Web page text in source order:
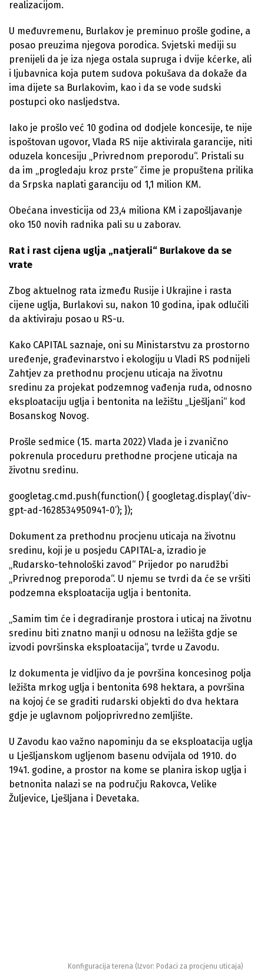
realizacijom.
U međuvremenu, Burlakov je preminuo prošle godine, a
posao preuzima njegova porodica. Svjetski mediji su
prenijeli da je iza njega ostala supruga i dvije kćerke, ali
i ljubavnica koja putem sudova pokušava da dokaže da
ima dijete sa Burlakovim, kao i da se vode sudski
postupci oko nasljedstva.
Iako je prošlo već 10 godina od dodjele koncesije, te nije
ispoštovan ugovor, Vlada RS nije aktivirala garancije, niti
oduzela koncesiju „Privrednom preporodu“. Pristali su
da im „progledaju kroz prste“ čime je propuštena prilika
da Srpska naplati garanciju od 1,1 milion KM.
Obećana investicija od 23,4 miliona KM i zapošljavanje
oko 150 novih radnika pali su u zaborav.
Rat i rast cijena uglja „natjerali“ Burlakove da se
vrate
Zbog aktuelnog rata između Rusije i Ukrajine i rasta
cijene uglja, Burlakovi su, nakon 10 godina, ipak odlučili
da aktiviraju posao u RS-u.
Kako CAPITAL saznaje, oni su Ministarstvu za prostorno
uređenje, građevinarstvo i ekologiju u Vladi RS podnijeli
Zahtjev za prethodnu procjenu uticaja na životnu
sredinu za projekat podzemnog vađenja ruda, odnosno
eksploataciju uglja i bentonita na ležištu „Lješljani“ kod
Bosanskog Novog.
Prošle sedmice (15. marta 2022) Vlada je i zvanično
pokrenula proceduru prethodne procjene uticaja na
životnu sredinu.
googletag.cmd.push(function() { googletag.display(‘div-
gpt-ad-1628534950941-0’); });
Dokument za prethodnu procjenu uticaja na životnu
sredinu, koji je u posjedu CAPITAL-a, izradio je
„Rudarsko-tehnološki zavod“ Prijedor po narudžbi
„Privrednog preporoda“. U njemu se tvrdi da će se vršiti
podzemna eksploatacija uglja i bentonita.
„Samim tim će i degradiranje prostora i uticaj na životnu
sredinu biti znatno manji u odnosu na ležišta gdje se
izvodi površinska eksploatacija“, tvrde u Zavodu.
Iz dokumenta je vidljivo da je površina koncesinog polja
ležišta mrkog uglja i bentonita 698 hektara, a površina
na kojoj će se graditi rudarski objekti do dva hektara
gdje je uglavnom poljoprivredno zemljište.
U Zavodu kao važno napominju da se eksploatacija uglja
u Lješljanskom ugljenom basenu odvijala od 1910. do
1941. godine, a prostor na kome se planira iskop uglja i
betnonita nalazi se na području Rakovca, Velike
Žuljevice, Lješljana i Devetaka.
Konfiguracija terena (Izvor: Podaci za procjenu uticaja)